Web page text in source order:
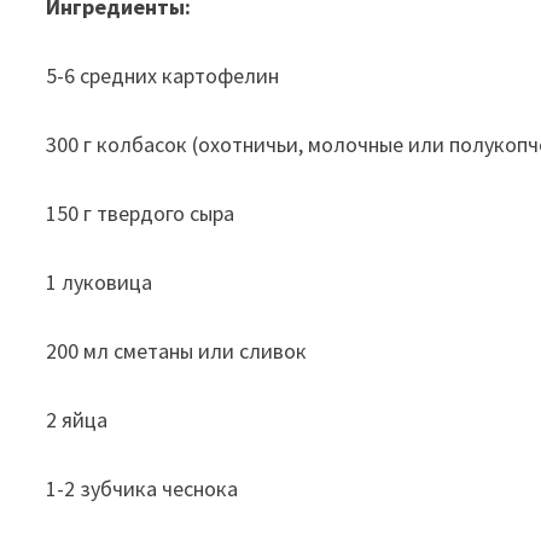
Ингредиенты:
5-6 средних картофелин
300 г колбасок (охотничьи, молочные или
150 г твердого сыра
1 луковица
200 мл сметаны или сливок
2 яйца
1-2 зубчика чеснока